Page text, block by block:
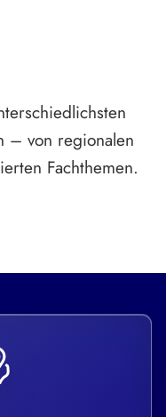
– von regionalen
Fachthemen.